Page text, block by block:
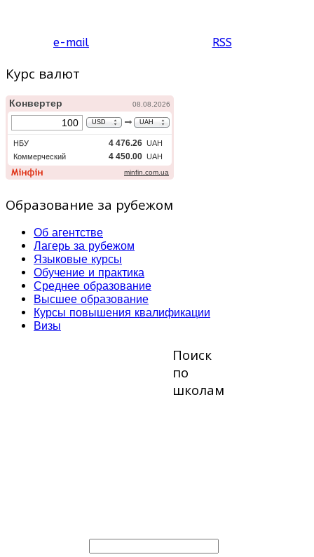
e-mail RSS
Курс валют
Образование за рубежом
Об агентстве
Лагерь за рубежом
Языковые курсы
Обучение и практика
Среднее образование
Высшее образование
Курсы повышения квалификации
Визы
Поиск
по
школам